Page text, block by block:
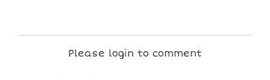
Please login to comment